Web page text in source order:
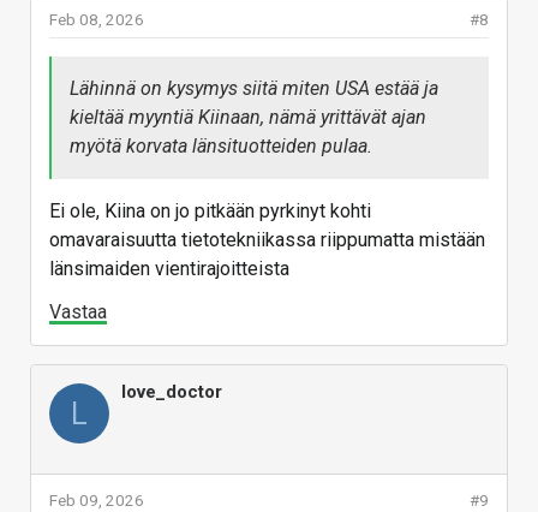
#8
Feb 08, 2026
Lähinnä on kysymys siitä miten USA estää ja
kieltää myyntiä Kiinaan, nämä yrittävät ajan
myötä korvata länsituotteiden pulaa.
Ei ole, Kiina on jo pitkään pyrkinyt kohti
omavaraisuutta tietotekniikassa riippumatta mistään
länsimaiden vientirajoitteista
Vastaa
L
love_doctor
#9
Feb 09, 2026